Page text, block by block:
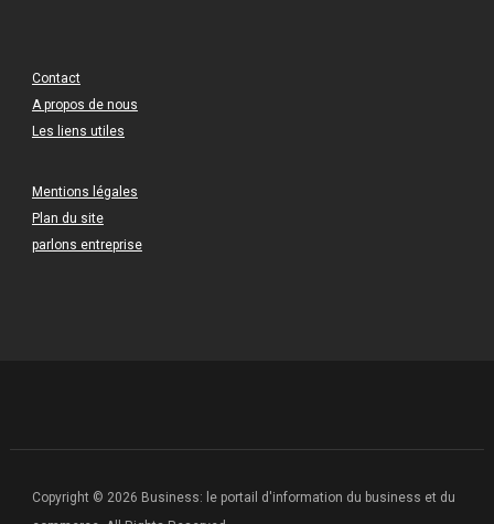
Contact
A propos de nous
Les liens utiles
Mentions légales
Plan du site
parlons entreprise
Copyright © 2026 Business: le portail d'information du business et du